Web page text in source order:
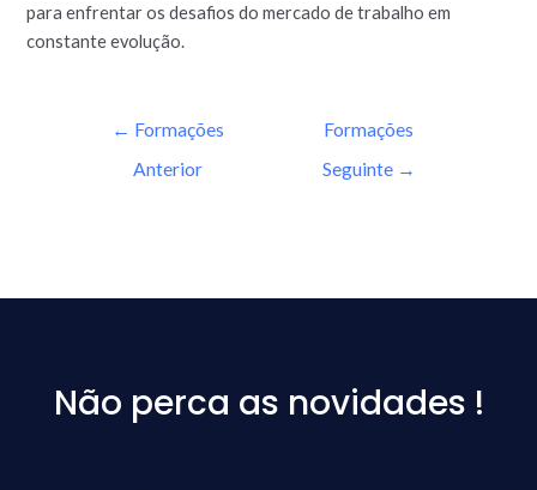
para enfrentar os desafios do mercado de trabalho em
constante evolução.
← Formações
Anterior
Formações
Seguinte →
Não perca as novidades !